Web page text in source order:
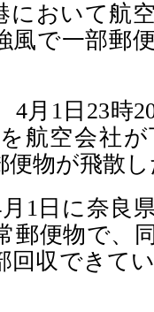
において航
風で一部郵
4月1日23時
航空会社
便物が飛散
1日に奈良
郵便物で、
回収できて